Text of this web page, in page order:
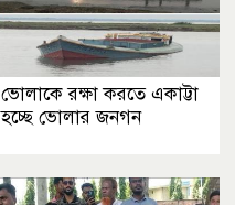
ভোলাকে রক্ষা করতে একাট্টা
হচ্ছে ভোলার জনগন